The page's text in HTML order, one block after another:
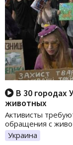
В 30 городах
животных
Активисты
обращения с
Украина